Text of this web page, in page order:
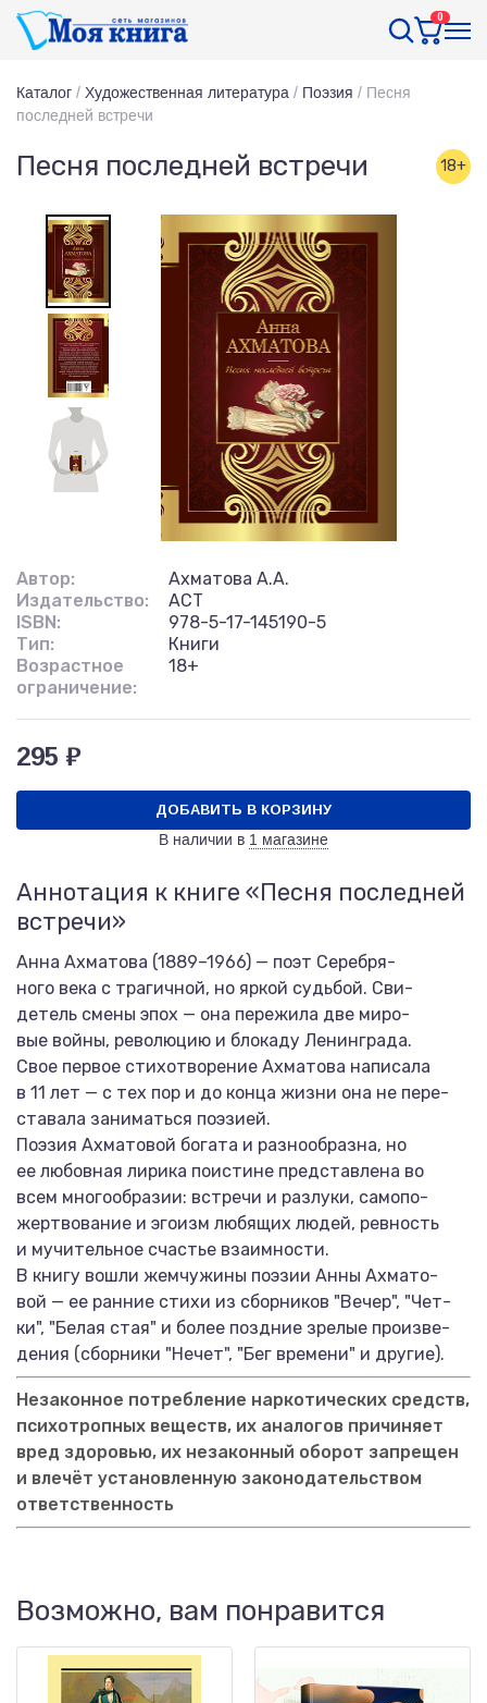
0
Каталог / Художественная литература / Поэзия / Песня
последней встречи
Песня последней встречи 18+
Автор:
Ахматова А.А.
Издательство:
АСТ
ISBN:
978-5-17-145190-5
Тип:
Книги
Возрастное
ограничение:
18+
295 ₽
ДОБАВИТЬ В КОРЗИНУ
В наличии в 1 магазине
Аннотация к книге «Песня последней
встречи»
Анна Ахматова (1889–1966) — поэт Серебря-
ного века с трагичной, но яркой судьбой. Сви-
детель смены эпох — она пережила две миро-
вые войны, революцию и блокаду Ленинграда.
Свое первое стихотворение Ахматова написала
в 11 лет — с тех пор и до конца жизни она не пере-
ставала заниматься поэзией.
Поэзия Ахматовой богата и разнообразна, но
ее любовная лирика поистине представлена во
всем многообразии: встречи и разлуки, самопо-
жертвование и эгоизм любящих людей, ревность
и мучительное счастье взаимности.
В книгу вошли жемчужины поэзии Анны Ахмато-
вой — ее ранние стихи из сборников "Вечер", "Чет-
ки", "Белая стая" и более поздние зрелые произве-
дения (сборники "Нечет", "Бег времени" и другие).
Незаконное потребление наркотических средств,
психотропных веществ, их аналогов причиняет
вред здоровью, их незаконный оборот запрещен
и влечёт установленную законодательством
ответственность
Возможно, вам понравится